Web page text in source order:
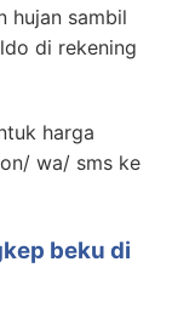
hujan sambil
di rekening
harga
wa/ sms ke
beku di